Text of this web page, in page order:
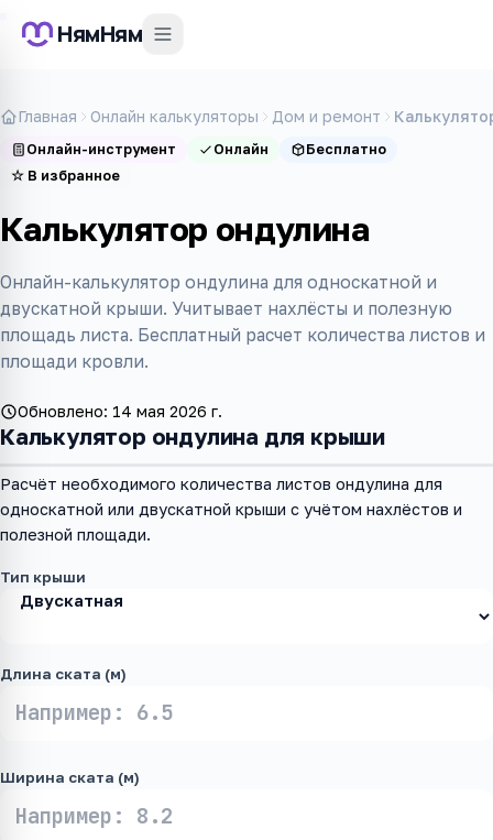
НямНям
Главная Онлайн калькуляторы Дом и ремонт
Онлайн-инструмент Онлайн
Бесплатно
☆ В избранное
Калькулятор ондулина
Онлайн-калькулятор ондулина для односкатной и
двускатной крыши. Учитывает нахлёсты и полезную
площадь листа. Бесплатный расчет количества листов и
площади кровли.
Обновлено: 14 мая 2026 г.
Калькулятор ондулина для крыши
Расчёт необходимого количества листов ондулина для
односкатной или двускатной крыши с учётом нахлёстов и
полезной площади.
Тип крыши
Длина ската (м)
Ширина ската (м)